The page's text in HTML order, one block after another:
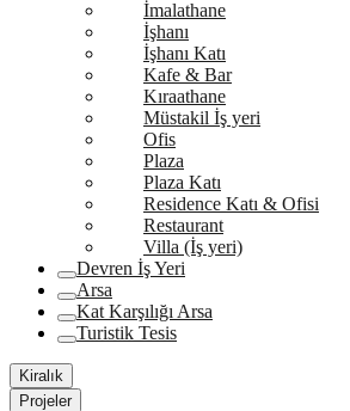
İmalathane
İşhanı
İşhanı Katı
Kafe & Bar
Kıraathane
Müstakil İş yeri
Ofis
Plaza
Plaza Katı
Residence Katı & Ofisi
Restaurant
Villa (İş yeri)
Devren İş Yeri
Arsa
Kat Karşılığı Arsa
Turistik Tesis
Kiralık
Projeler